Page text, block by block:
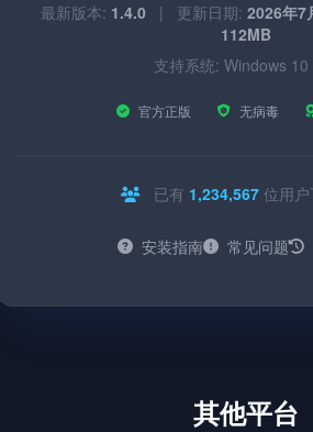
最新版本: 1.4.0 | 更新日期: 2026年7
112MB
支持系统: Windows 10
官方正版 无病毒
已有 1,234,567 位用
安装指南 常见问题
其他平台